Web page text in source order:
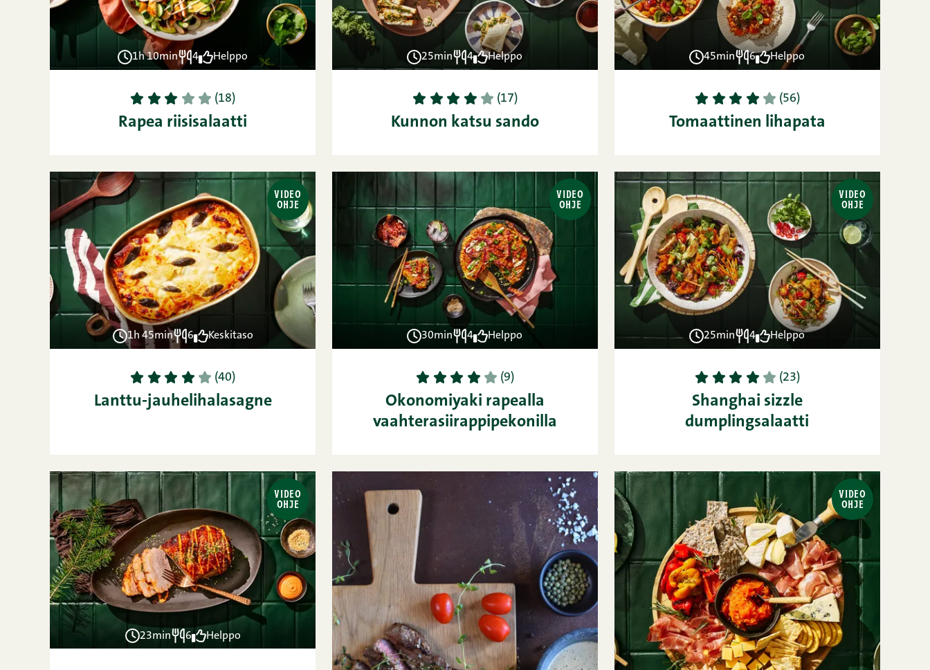
1h 10min 4 Helppo
1 2 3 4 5 (18)
Rapea riisisalaatti
25min 4 Helppo
1 2 3 4 5 (17)
Kunnon katsu sando
45min 6 Helppo
1 2 3 4 5 (56)
Tomaattinen lihapata
VIDEO
OHJE
1h 45min 6 Keskitaso
1 2 3 4 5 (40)
Lanttu-jauhelihalasagne
VIDEO
OHJE
30min 4 Helppo
1 2 3 4 5 (9)
Okonomiyaki rapealla
vaahterasiirappipekonilla
VIDEO
OHJE
25min 4 Helppo
1 2 3 4 5 (23)
Shanghai sizzle
dumplingsalaatti
VIDEO
OHJE
23min 6 Helppo
VIDEO
OHJE